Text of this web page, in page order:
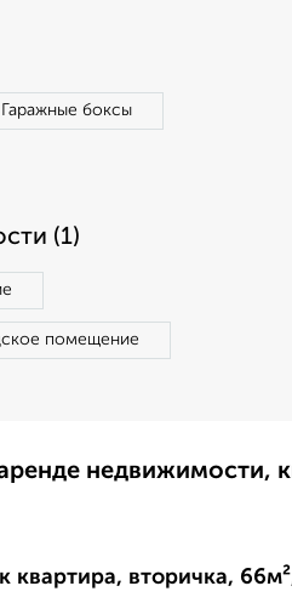
Гаражные боксы
(1)
помещение
квартира, вторичка,